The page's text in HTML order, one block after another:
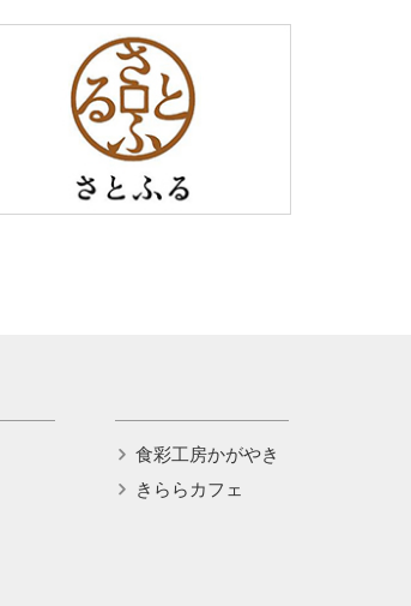
食彩工房かがやき
きららカフェ